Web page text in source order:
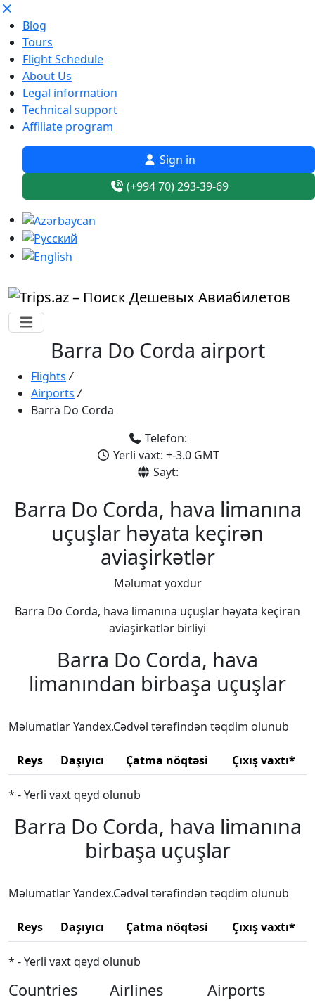
Blog
Tours
Flight Schedule
About Us
Legal information
Technical support
Affiliate program
Sign in
(+994 70) 293-39-69
Barra Do Corda airport
Flights /
Airports /
Barra Do Corda
Telefon:
Yerli vaxt: +-3.0 GMT
Sayt:
Barra Do Corda, hava limanına
uçuşlar həyata keçirən
aviaşirkətlər
Məlumat yoxdur
Barra Do Corda, hava limanına uçuşlar həyata keçirən
aviaşirkətlər birliyi
Barra Do Corda, hava
limanından birbaşa uçuşlar
Məlumatlar Yandex.Cədvəl tərəfindən təqdim olunub
Reys Daşıyıcı Çatma nöqtəsi Çıxış vaxtı*
* - Yerli vaxt qeyd olunub
Barra Do Corda, hava limanına
birbaşa uçuşlar
Məlumatlar Yandex.Cədvəl tərəfindən təqdim olunub
Reys Daşıyıcı Çatma nöqtəsi Çıxış vaxtı*
* - Yerli vaxt qeyd olunub
Countries Airlines Airports